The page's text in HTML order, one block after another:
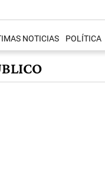
NOTICIAS POLÍTICA